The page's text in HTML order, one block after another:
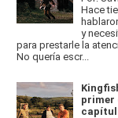
Hace
y
para prestarle la
No quería escr...
primer